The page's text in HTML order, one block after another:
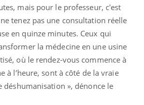
mais pour le professeur, c'est
tenez pas une consultation réelle
en quinze minutes. Ceux qui
la médecine en une usine
où le rendez-vous commence à
à l’heure, sont à côté de la vraie
déshumanisation », dénonce le